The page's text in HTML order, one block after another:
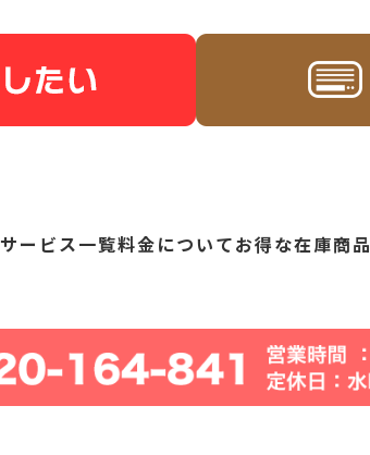
サービス一覧料金についてお得な在庫商品